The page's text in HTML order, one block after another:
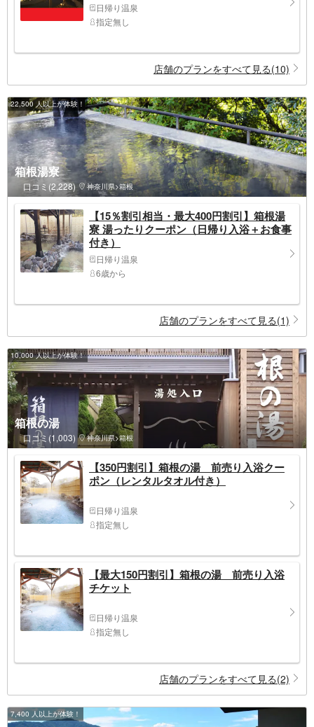
日帰り温泉
指定無し
店舗のプランをすべて見る(10)
22,500 人以上が体験！
箱根湯寮
口コミ(2,228) 神奈川県>箱根
【15％割引相当・最大400円割引】箱根湯
寮 湯ったりクーポン（日帰り入浴＋お食事
付き）
日帰り温泉
6歳から
店舗のプランをすべて見る(1)
10,000 人以上が体験！
箱根の湯
口コミ(1,003) 神奈川県>箱根
【350円割引】箱根の湯 前売り入浴クー
ポン（レンタルタオル付き）
日帰り温泉
指定無し
【最大150円割引】箱根の湯 前売り入浴
チケット
日帰り温泉
指定無し
店舗のプランをすべて見る(2)
7,400 人以上が体験！